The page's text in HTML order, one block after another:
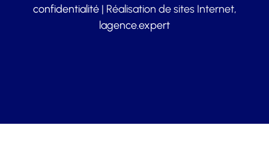
confidentialité| Réalisation de sites Internet,
lagence.expert